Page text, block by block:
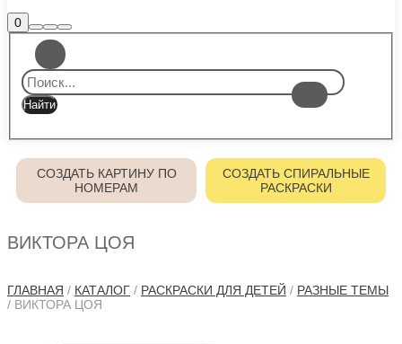
0Боковая
панель
магазина
Найти
Больше
информации
Главное
меню
СОЗДАТЬ КАРТИНУ ПО
НОМЕРАМ
СОЗДАТЬ СПИРАЛЬНЫЕ
РАСКРАСКИ
ВИКТОРА ЦОЯ
ГЛАВНАЯ / КАТАЛОГ / РАСКРАСКИ ДЛЯ ДЕТЕЙ / РАЗНЫЕ ТЕМЫ
/ ВИКТОРА ЦОЯ